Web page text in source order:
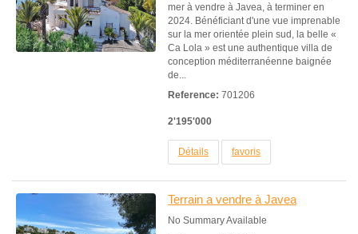
mer à vendre à Javea, à terminer en
2024. Bénéficiant d'une vue imprenable
sur la mer orientée plein sud, la belle «
Ca Lola » est une authentique villa de
conception méditerranéenne baignée
de...
Reference: 701206
2'195'000
Détails favoris
Terrain a vendre à Javea
No Summary Available